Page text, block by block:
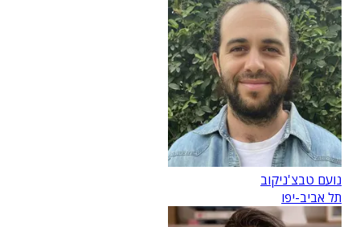
נועם טבצ'ניקוב
תל אביב-יפו